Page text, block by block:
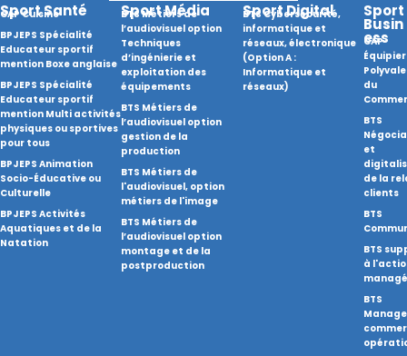
Sport Santé
CAP Cuisine
BPJEPS Spécialité
Educateur sportif
mention Boxe anglaise
BPJEPS Spécialité
Educateur sportif
mention Multi activités
physiques ou sportives
pour tous
BPJEPS Animation
Socio-Éducative ou
Culturelle
BPJEPS Activités
Aquatiques et de la
Natation
Sport Média
BTS Métiers de
l’audiovisuel option
Techniques
d’ingénierie et
exploitation des
équipements
BTS Métiers de
l’audiovisuel option
gestion de la
production
BTS Métiers de
l'audiovisuel, option
métiers de l'image
BTS Métiers de
l’audiovisuel option
montage et de la
postproduction
Sport Digital
BTS Cybersécurité,
informatique et
réseaux, électronique
(Option A :
Informatique et
réseaux)
Sport
Busin
ess
CAP
Équipier
du
BTS
et
de la
clients
BTS
BTS
à
BTS